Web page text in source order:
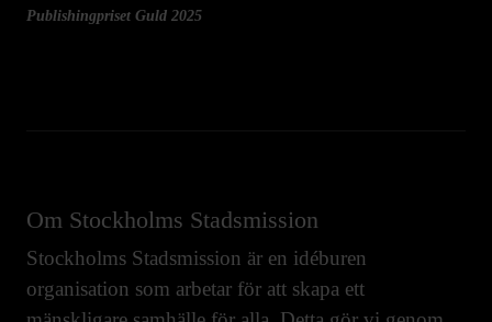
Publishingpriset Guld 2025
Om Stockholms Stadsmission
Stockholms Stadsmission är en idéburen
organisation som arbetar för att skapa ett